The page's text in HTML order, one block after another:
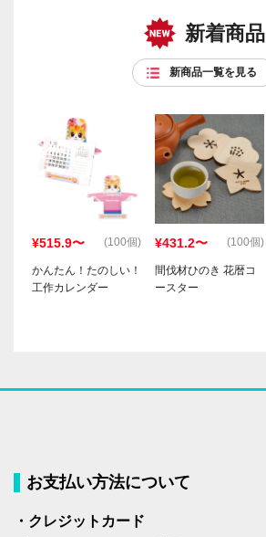
新着商品
新商品一覧を見る
¥515.9〜 (100個)
かんたん！たのしい！
工作カレンダー
¥431.2〜 (100個)
間伐材ひのき 花暦コ
ースター
お支払い方法について
・クレジットカード